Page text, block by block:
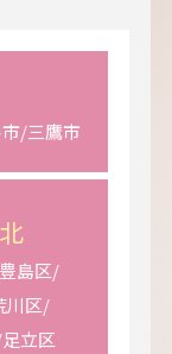
/三鷹市
島区/
川区/
立区